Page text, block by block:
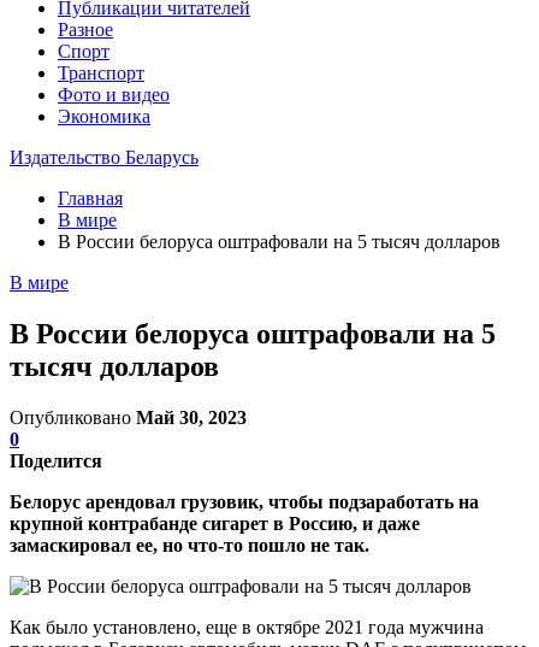
Публикации читателей
Разное
Спорт
Транспорт
Фото и видео
Экономика
Издательство Беларусь
Главная
В мире
В России белоруса оштрафовали на 5 тысяч долларов
В мире
В России белоруса оштрафовали на 5
тысяч долларов
Опубликовано Май 30, 2023
0
Поделится
Белорус арендовал грузовик, чтобы подзаработать на
крупной контрабанде сигарет в Россию, и даже
замаскировал ее, но что-то пошло не так.
Как было установлено, еще в октябре 2021 года мужчина